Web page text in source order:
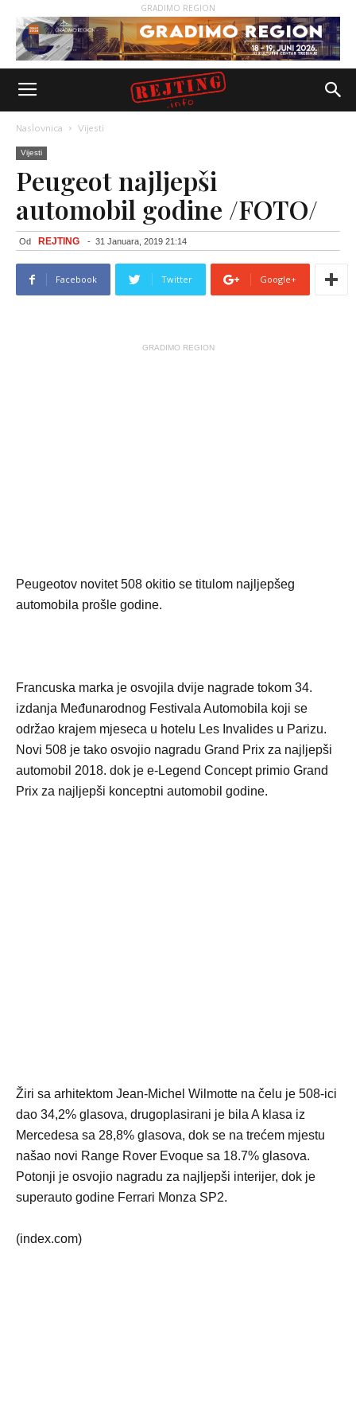
GRADIMO REGION
Naslovnica Vijesti
Vijesti
Peugeot najljepši
automobil godine /FOTO/
Od REJTING - 31 Januara, 2019 21:14
Facebook Twitter Google+
GRADIMO REGION
Peugeotov novitet 508 okitio se titulom najljepšeg
automobila prošle godine.
Francuska marka je osvojila dvije nagrade tokom 34.
izdanja Međunarodnog Festivala Automobila koji se
održao krajem mjeseca u hotelu Les Invalides u Parizu.
Novi 508 je tako osvojio nagradu Grand Prix za najljepši
automobil 2018. dok je e-Legend Concept primio Grand
Prix za najljepši konceptni automobil godine.
Žiri sa arhitektom Jean-Michel Wilmotte na čelu je 508-ici
dao 34,2% glasova, drugoplasirani je bila A klasa iz
Mercedesa sa 28,8% glasova, dok se na trećem mjestu
našao novi Range Rover Evoque sa 18.7% glasova.
Potonji je osvojio nagradu za najljepši interijer, dok je
superauto godine Ferrari Monza SP2.
(index.com)